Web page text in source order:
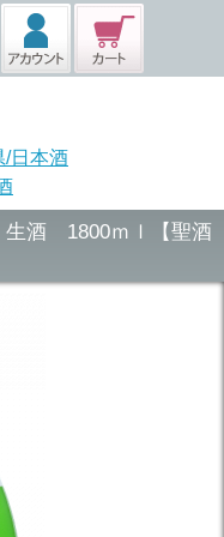
/日本酒
酒 1800ｍｌ【聖酒